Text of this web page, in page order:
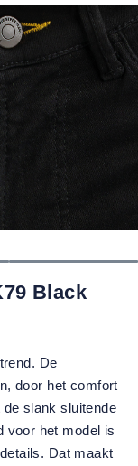
Black
De
door het comfort
slank sluitende
voor het model is
Dat maakt